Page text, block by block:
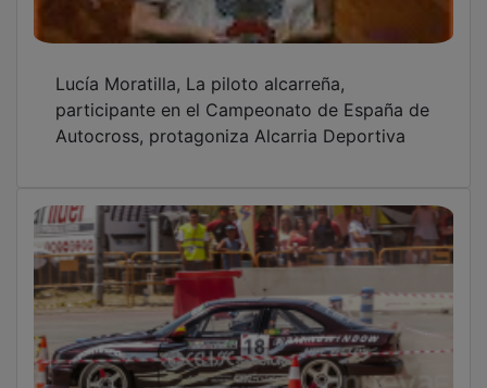
participante en el Campeonato de España de
Autocross, protagoniza Alcarria Deportiva